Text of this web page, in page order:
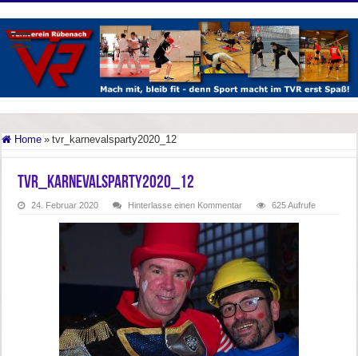
Home » tvr_karnevalsparty2020_12
tvr_karnevalsparty2020_12
24. Februar 2020 Hinterlasse einen Kommentar 625 Aufrufe